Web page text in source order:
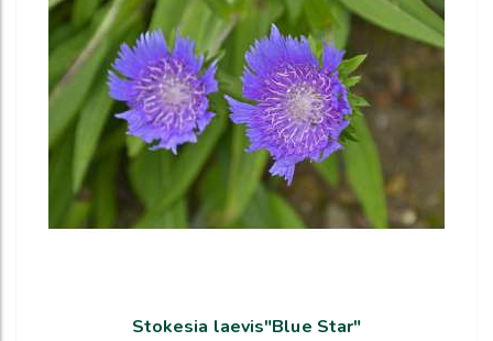
Stokesia laevis"Blue Star"